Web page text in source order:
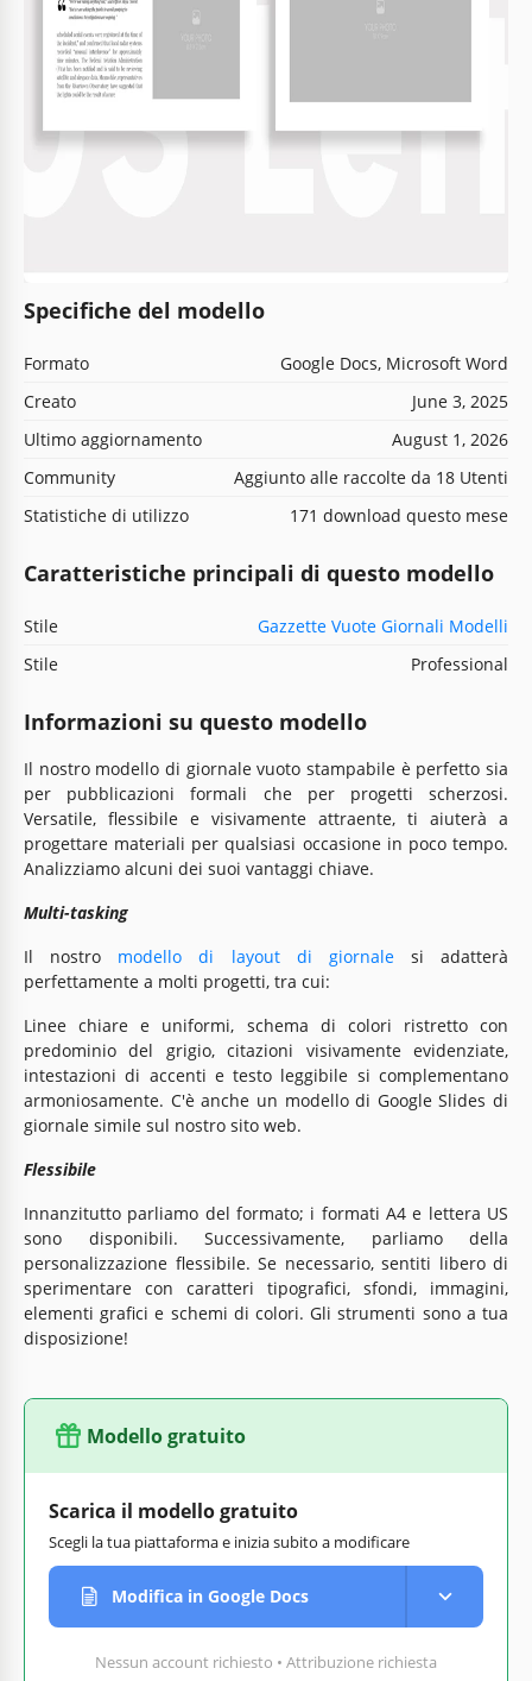
Specifiche del modello
Formato
Google Docs, Microsoft Word
Creato
June 3, 2025
Ultimo aggiornamento
August 1, 2026
Community
Aggiunto alle raccolte da 18 Utenti
Statistiche di utilizzo
171 download questo mese
Caratteristiche principali di questo modello
Stile
Gazzette Vuote Giornali Modelli
Stile
Professional
Informazioni su questo modello
Il nostro modello di giornale vuoto stampabile è perfetto sia
per pubblicazioni formali che per progetti scherzosi.
Versatile, flessibile e visivamente attraente, ti aiuterà a
progettare materiali per qualsiasi occasione in poco tempo.
Analizziamo alcuni dei suoi vantaggi chiave.
Multi-tasking
Il nostro modello di layout di giornalesi adatterà
perfettamente a molti progetti, tra cui:
Linee chiare e uniformi, schema di colori ristretto con
predominio del grigio, citazioni visivamente evidenziate,
intestazioni di accenti e testo leggibile si complementano
armoniosamente. C'è anche un modello di Google Slides di
giornale simile sul nostro sito web.
Flessibile
Innanzitutto parliamo del formato; i formati A4 e lettera US
sono disponibili. Successivamente, parliamo della
personalizzazione flessibile. Se necessario, sentiti libero di
sperimentare con caratteri tipografici, sfondi, immagini,
elementi grafici e schemi di colori. Gli strumenti sono a tua
disposizione!
Modello gratuito
Scarica il modello gratuito
Scegli la tua piattaforma e inizia subito a modificare
Modifica in Google Docs
Nessun account richiesto • Attribuzione richiesta